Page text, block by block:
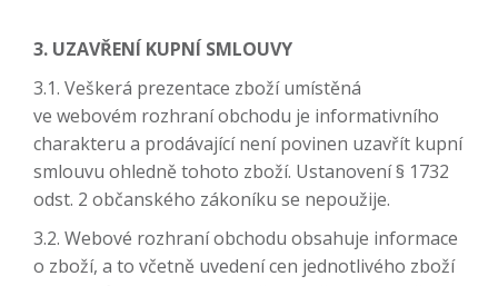
3. UZAVŘENÍ KUPNÍ SMLOUVY
3.1. Veškerá prezentace zboží umístěná
ve webovém rozhraní obchodu je informativního
charakteru a prodávající není povinen uzavřít kupní
smlouvu ohledně tohoto zboží. Ustanovení § 1732
odst. 2 občanského zákoníku se nepoužije.
3.2. Webové rozhraní obchodu obsahuje informace
o zboží, a to včetně uvedení cen jednotlivého zboží